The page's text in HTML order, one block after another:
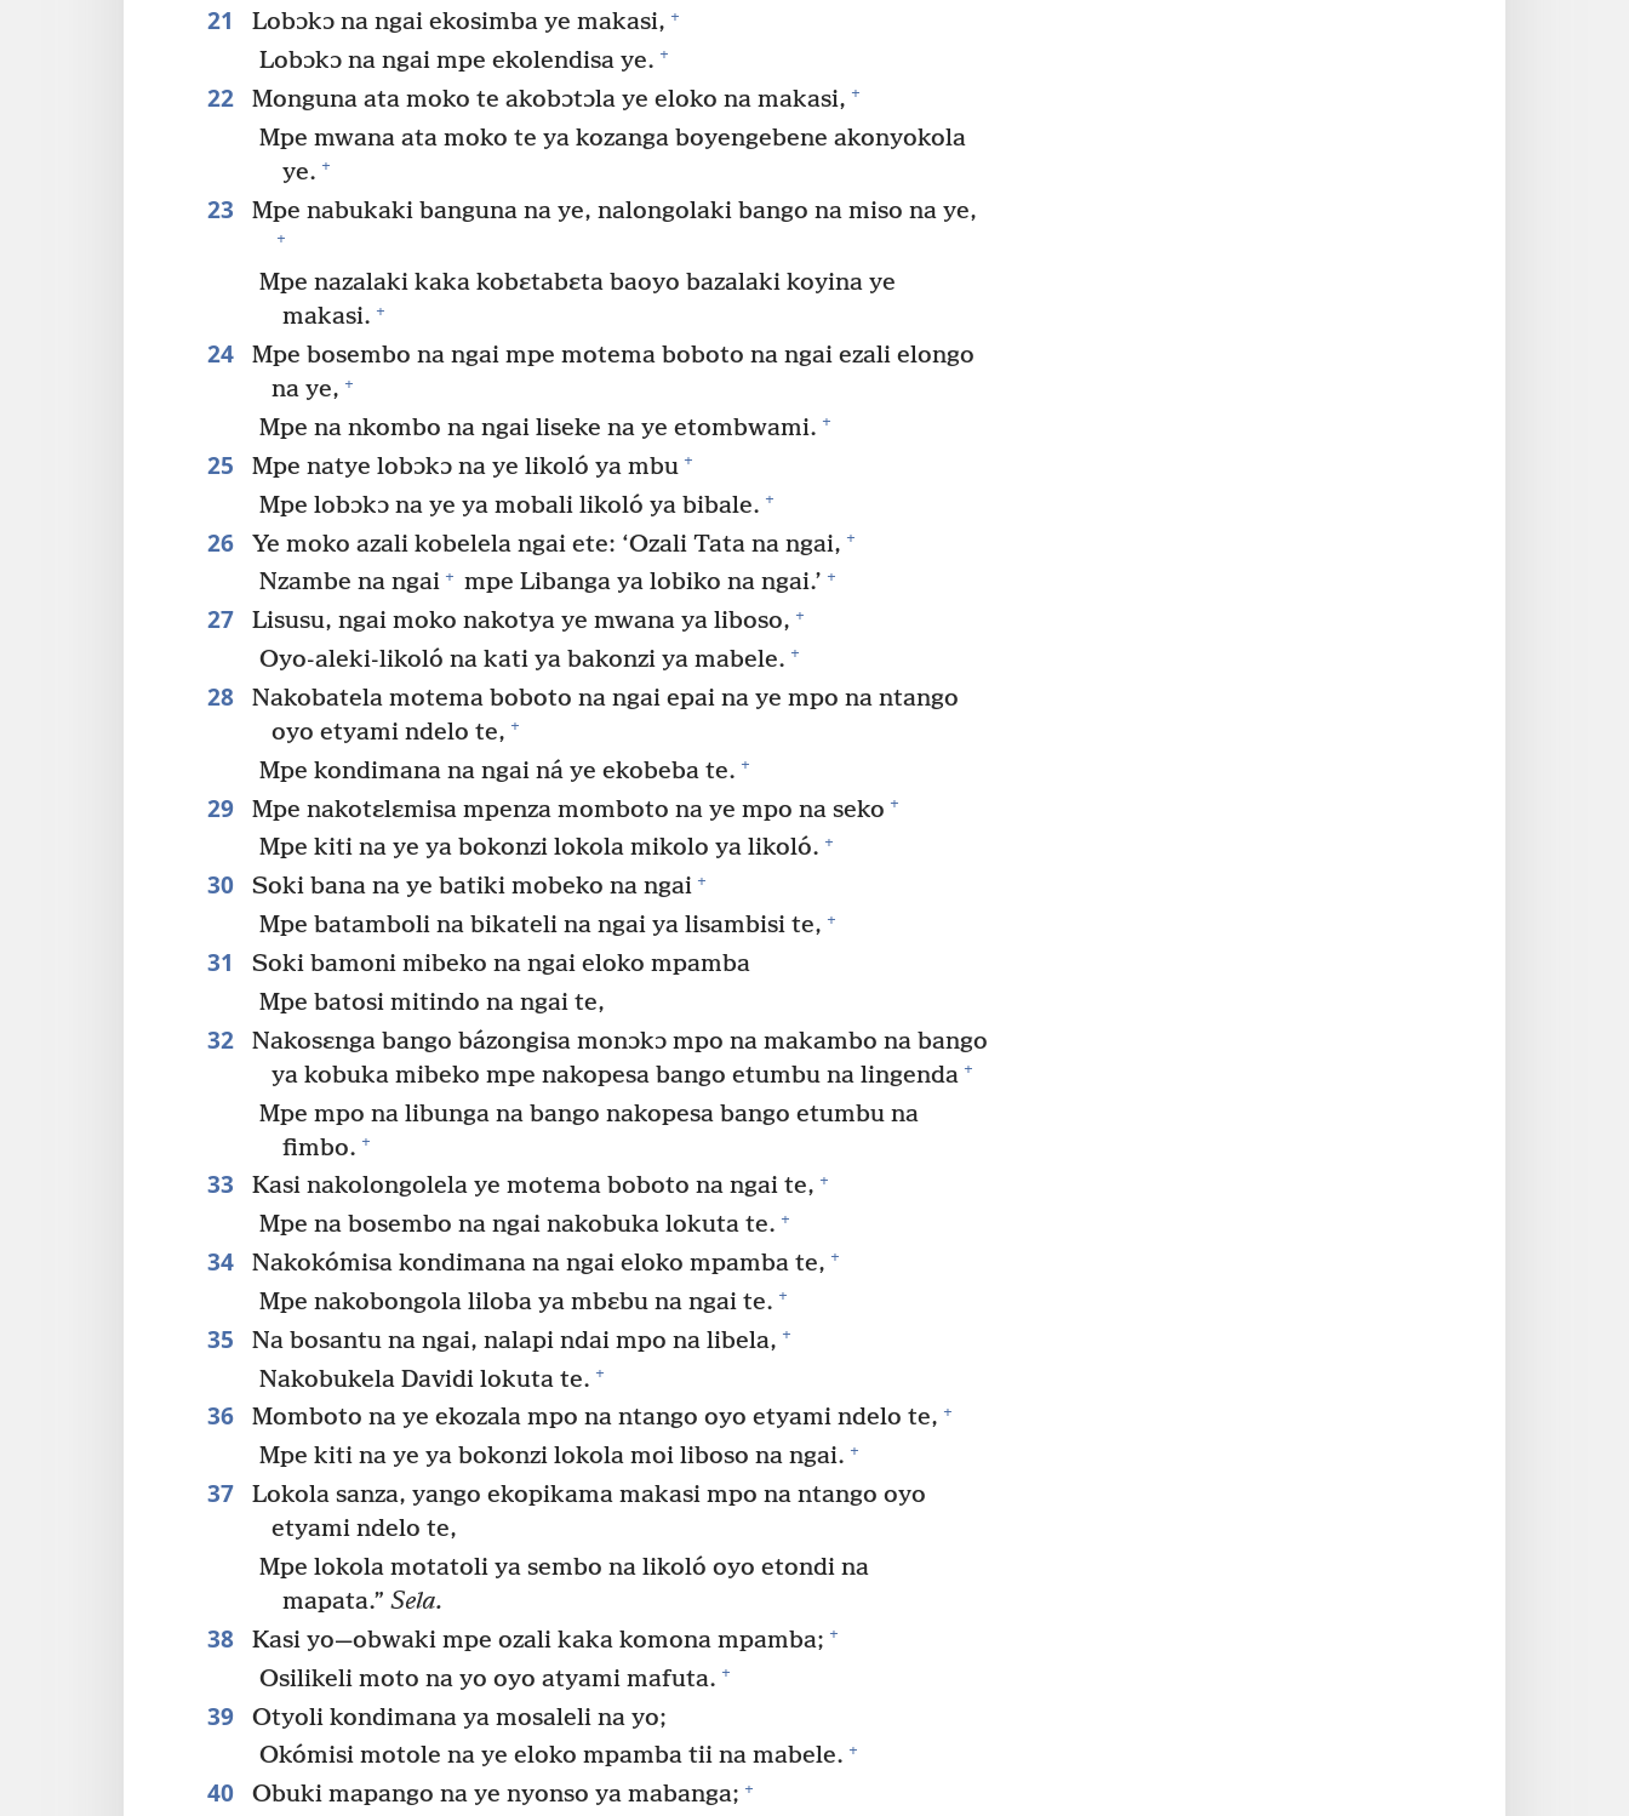
21 Lobɔkɔ na ngai ekosimba ye makasi, +
Lobɔkɔ na ngai mpe ekolendisa ye. +
22 Monguna ata moko te akobɔtɔla ye eloko na makasi, +
Mpe mwana ata moko te ya kozanga boyengebene akonyokola
ye. +
23 Mpe nabukaki banguna na ye, nalongolaki bango na miso na ye,
+
Mpe nazalaki kaka kobɛtabɛta baoyo bazalaki koyina ye
makasi. +
24
Mpe bosembo na ngai mpe motema boboto na ngai ezali elongo
na ye, +
Mpe na nkombo na ngai liseke na ye etombwami. +
25 Mpe natye lobɔkɔ na ye likoló ya mbu +
Mpe lobɔkɔ na ye ya mobali likoló ya bibale. +
26 Ye moko azali kobelela ngai ete: ‘Ozali Tata na ngai, +
Nzambe na ngai + mpe Libanga ya lobiko na ngai.’ +
27 Lisusu, ngai moko nakotya ye mwana ya liboso, +
Oyo-aleki-likoló na kati ya bakonzi ya mabele. +
28
Nakobatela motema boboto na ngai epai na ye mpo na ntango
oyo etyami ndelo te, +
Mpe kondimana na ngai ná ye ekobeba te. +
29 Mpe nakotɛlɛmisa mpenza momboto na ye mpo na seko +
Mpe kiti na ye ya bokonzi lokola mikolo ya likoló. +
30 Soki bana na ye batiki mobeko na ngai +
Mpe batamboli na bikateli na ngai ya lisambisi te, +
31
Soki bamoni mibeko na ngai eloko mpamba
Mpe batosi mitindo na ngai te,
32
Nakosɛnga bango bázongisa monɔkɔ mpo na makambo na bango
ya kobuka mibeko mpe nakopesa bango etumbu na lingenda +
Mpe mpo na libunga na bango nakopesa bango etumbu na
fimbo. +
33 Kasi nakolongolela ye motema boboto na ngai te, +
Mpe na bosembo na ngai nakobuka lokuta te. +
34 Nakokómisa kondimana na ngai eloko mpamba te, +
Mpe nakobongola liloba ya mbɛbu na ngai te. +
35 Na bosantu na ngai, nalapi ndai mpo na libela, +
Nakobukela Davidi lokuta te. +
36 Momboto na ye ekozala mpo na ntango oyo etyami ndelo te, +
Mpe kiti na ye ya bokonzi lokola moi liboso na ngai. +
37
Lokola sanza, yango ekopikama makasi mpo na ntango oyo
etyami ndelo te,
Mpe lokola motatoli ya sembo na likoló oyo etondi na
mapata.”Sela.
38 Kasi yo​—obwaki mpe ozali kaka komona mpamba; +
Osilikeli moto na yo oyo atyami mafuta. +
39
Otyoli kondimana ya mosaleli na yo;
Okómisi motole na ye eloko mpamba tii na mabele. +
40 Obuki mapango na ye nyonso ya mabanga; +